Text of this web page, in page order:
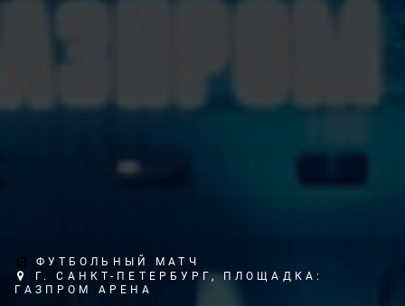
ФУТБОЛЬНЫЙ МАТЧ
Г. САНКТ-ПЕТЕРБУРГ, ПЛОЩАДКА:
ГАЗПРОМ АРЕНА